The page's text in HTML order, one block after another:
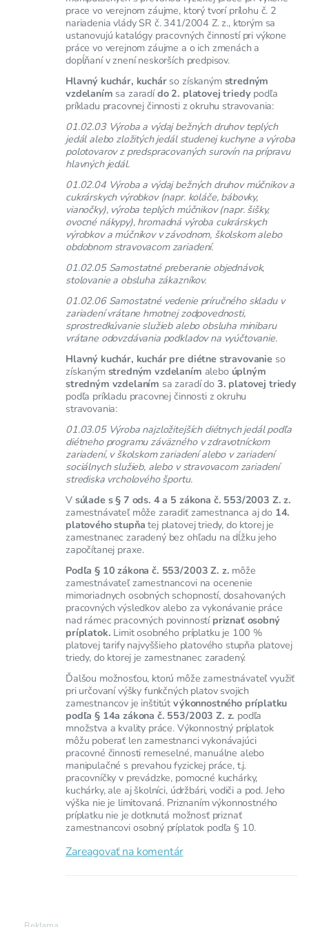
prace vo verejnom záujme, ktorý tvorí prílohu č. 2
nariadenia vlády SR č. 341/2004 Z. z., ktorým sa
ustanovujú katalógy pracovných činností pri výkone
práce vo verejnom záujme a o ich zmenách a
dopĺňaní v znení neskorších predpisov.
Hlavný kuchár, kuchárso získaným stredným
vzdelaním sa zaradído 2. platovej triedy podľa
príkladu pracovnej činnosti z okruhu stravovania:
01.02.03 Výroba a výdaj bežných druhov teplých
jedál alebo zložitých jedál studenej kuchyne a výroba
polotovarov z predspracovaných surovín na prípravu
hlavných jedál.
01.02.04 Výroba a výdaj bežných druhov múčnikov a
cukrárskych výrobkov (napr. koláče, bábovky,
vianočky), výroba teplých múčnikov (napr. šišky,
ovocné nákypy), hromadná výroba cukrárskych
výrobkov a múčnikov v závodnom, školskom alebo
obdobnom stravovacom zariadení.
01.02.05 Samostatné preberanie objednávok,
stolovanie a obsluha zákazníkov.
01.02.06 Samostatné vedenie príručného skladu v
zariadení vrátane hmotnej zodpovednosti,
sprostredkúvanie služieb alebo obsluha minibaru
vrátane odovzdávania podkladov na vyúčtovanie.
Hlavný kuchár, kuchár pre diétne stravovanie so
získaným stredným vzdelaním alebo úplným
stredným vzdelaním sa zaradí do 3. platovej triedy
podľa príkladu pracovnej činnosti z okruhu
stravovania:
01.03.05 Výroba najzložitejších diétnych jedál podľa
diétneho programu záväzného v zdravotníckom
zariadení, v školskom zariadení alebo v zariadení
sociálnych služieb, alebo v stravovacom zariadení
strediska vrcholového športu.
Vsúlade s § 7 ods. 4 a 5 zákona č. 553/2003 Z. z.
zamestnávateľ môže zaradiť zamestnanca aj do 14.
platového stupňa tej platovej triedy, do ktorej je
zamestnanec zaradený bez ohľadu na dĺžku jeho
započítanej praxe.
Podľa § 10 zákona č. 553/2003 Z. z. môže
zamestnávateľ zamestnancovi na ocenenie
mimoriadnych osobných schopností, dosahovaných
pracovných výsledkov alebo za vykonávanie práce
nad rámec pracovných povinností priznať osobný
príplatok. Limit osobného príplatku je 100 %
platovej tarify najvyššieho platového stupňa platovej
triedy, do ktorej je zamestnanec zaradený.
Ďalšou možnosťou, ktorú môže zamestnávateľ využiť
pri určovaní výšky funkčných platov svojich
zamestnancov je inštitút výkonnostného príplatku
podľa § 14a zákona č. 553/2003 Z. z. podľa
množstva a kvality práce. Výkonnostný príplatok
môžu poberať len zamestnanci vykonávajúci
pracovné činnosti remeselné, manuálne alebo
manipulačné s prevahou fyzickej práce, t.j.
pracovníčky v prevádzke, pomocné kuchárky,
kuchárky, ale aj školníci, údržbári, vodiči a pod. Jeho
výška nie je limitovaná. Priznaním výkonnostného
príplatku nie je dotknutá možnosť priznať
zamestnancovi osobný príplatok podľa § 10.
Zareagovať na komentár